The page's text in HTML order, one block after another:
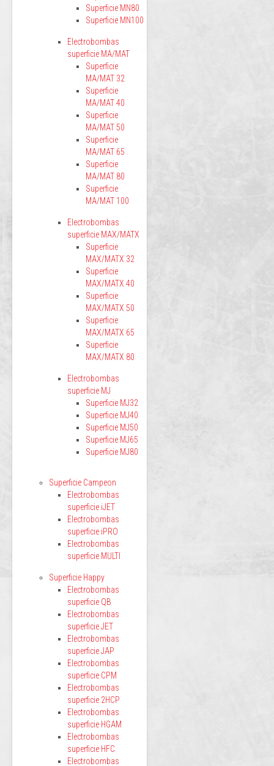
Superficie MN80
Superficie MN100
Electrobombas
superficie MA/MAT
Superficie
MA/MAT 32
Superficie
MA/MAT 40
Superficie
MA/MAT 50
Superficie
MA/MAT 65
Superficie
MA/MAT 80
Superficie
MA/MAT 100
Electrobombas
superficie MAX/MATX
Superficie
MAX/MATX 32
Superficie
MAX/MATX 40
Superficie
MAX/MATX 50
Superficie
MAX/MATX 65
Superficie
MAX/MATX 80
Electrobombas
superficie MJ
Superficie MJ32
Superficie MJ40
Superficie MJ50
Superficie MJ65
Superficie MJ80
Superficie Campeon
Electrobombas
superficie iJET
Electrobombas
superficie iPRO
Electrobombas
superficie MULTI
Superficie Happy
Electrobombas
superficie QB
Electrobombas
superficie JET
Electrobombas
superficie JAP
Electrobombas
superficie CPM
Electrobombas
superficie 2HCP
Electrobombas
superficie HGAM
Electrobombas
superficie HFC
Electrobombas